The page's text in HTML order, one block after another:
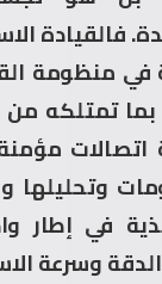
فالقيادة
منظومة
بما تمتلكه من
مؤمنة
وتحليلها
في إطار
وسرعة